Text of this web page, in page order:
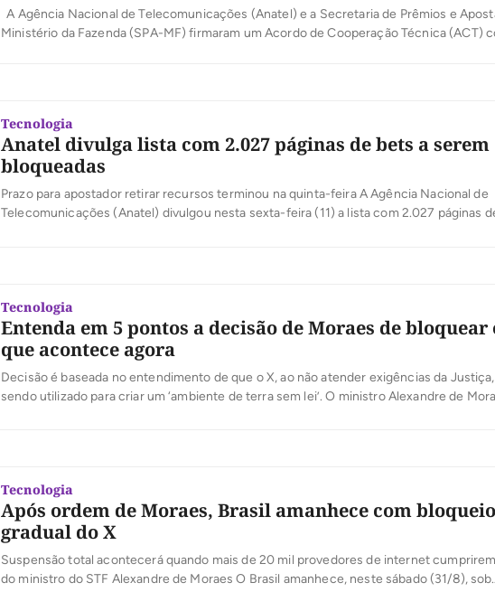
A Agência Nacional de Telecomunicações (Anatel) e a Secretaria de Prêmios e
Ministério da Fazenda (SPA-MF) firmaram um Acordo de Cooperação Técnica (ACT)
Tecnologia
Anatel divulga lista com 2.027 páginas de bets a serem
bloqueadas
Prazo para apostador retirar recursos terminou na quinta-feira A Agência Nacional de
Telecomunicações (Anatel) divulgou nesta sexta-feira (11) a lista com 2.027 páginas
Tecnologia
Entenda em 5 pontos a decisão de Moraes de bloquear
que acontece agora
Decisão é baseada no entendimento de que o X, ao não atender exigências da
sendo utilizado para criar um ‘ambiente de terra sem lei’. O ministro Alexandre de
Tecnologia
Após ordem de Moraes, Brasil amanhece com bloqueio
gradual do X
Suspensão total acontecerá quando mais de 20 mil provedores de internet
do ministro do STF Alexandre de Moraes O Brasil amanhece, neste sábado (31/8), sob